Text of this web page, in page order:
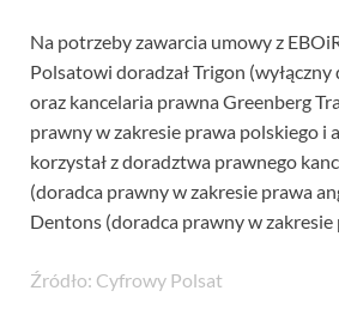
Na potrzeby zawarcia umowy z
Polsatowi doradzał Trigon
oraz kancelaria prawna Greenberg
prawny w zakresie prawa polskiego i
korzystał z doradztwa prawnego
(doradca prawny w zakresie prawa
Dentons (doradca prawny w
Źródło: Cyfrowy Polsat